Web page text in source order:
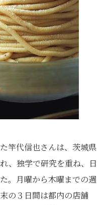
竿代信也さんは、茨城県
、独学で研究を重ね、日
。月曜から木曜までの週
の３日間は都内の店舗